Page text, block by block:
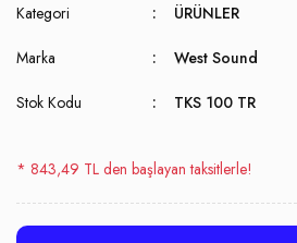
Kategori ÜRÜNLER
Marka West Sound
Stok Kodu TKS 100 TR
* 843,49 TL den başlayan taksitlerle!